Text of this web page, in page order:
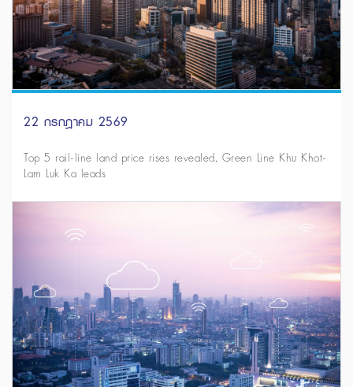
22 กรกฎาคม 2569
Top 5 rail-line land price rises revealed, Green Line Khu Khot-
Lam Luk Ka leads